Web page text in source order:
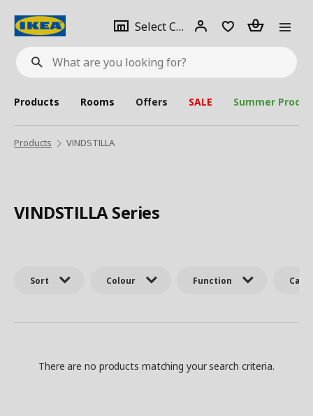
What
are
looking
for?
Select City Select
city
Login Piece(s)
Products Rooms Offers SALE Summer
Products VINDSTILLA
VINDSTILLA Series
Sort Colour Function
There are no products matching your search criteria.